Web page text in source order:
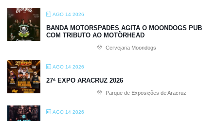
AGO 14 2026
BANDA MOTORSPADES AGITA O MOONDOGS PUB
COM TRIBUTO AO MOTÖRHEAD
Cervejaria Moondogs
AGO 14 2026
27ª EXPO ARACRUZ 2026
Parque de Exposições de Aracruz
AGO 14 2026